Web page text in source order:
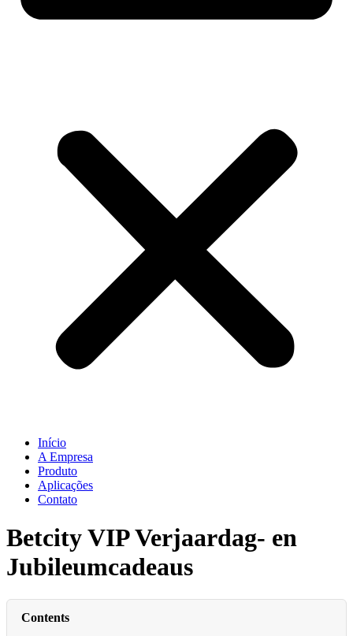
Início
A Empresa
Produto
Aplicações
Contato
Betcity VIP Verjaardag- en
Jubileumcadeaus
Contents